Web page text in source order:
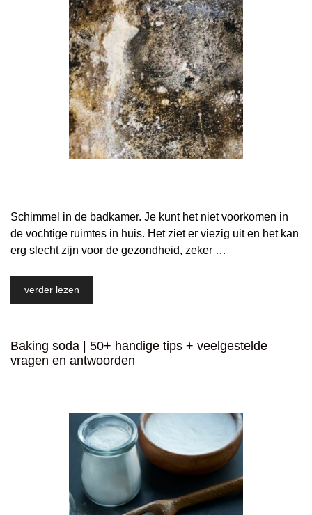
Schimmel in de badkamer. Je kunt het niet voorkomen in
de vochtige ruimtes in huis. Het ziet er viezig uit en het kan
erg slecht zijn voor de gezondheid, zeker …
verder lezen
Baking soda | 50+ handige tips + veelgestelde
vragen en antwoorden